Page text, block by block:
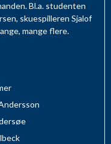
Bl.a. studenten
skuespilleren Sjalof
mange flere.